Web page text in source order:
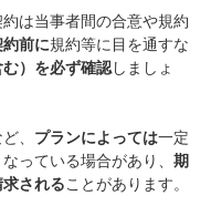
は当事者間の合意や規約
約前に規約等に目を通すな
）を必ず確認しましょ
、 プランによっては一定
っている場合があり、 期
されることがあります。